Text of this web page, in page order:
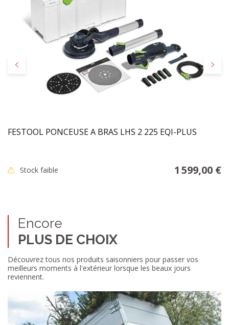
Précédent
FESTOOL PONCEUSE A BRAS LHS 2 225 EQI-PLUS
Stock faible 1 599,00 €
Encore
PLUS DE CHOIX
Découvrez tous nos produits saisonniers pour passer vos
meilleurs moments à l'extérieur lorsque les beaux jours
reviennent.